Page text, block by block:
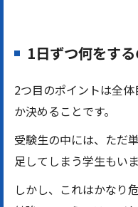
1日ずつ何をす
2つ目のポイントは全
か決めることです。
受験生の中には、ただ
足してしまう学生もい
しかし、これはかなり危